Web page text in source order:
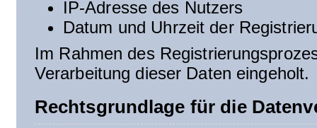
IP-Adresse des Nutzers
Datum und Uhrzeit der
Im Rahmen des
Verarbeitung dieser Daten eingeholt.
Rechtsgrundlage für die